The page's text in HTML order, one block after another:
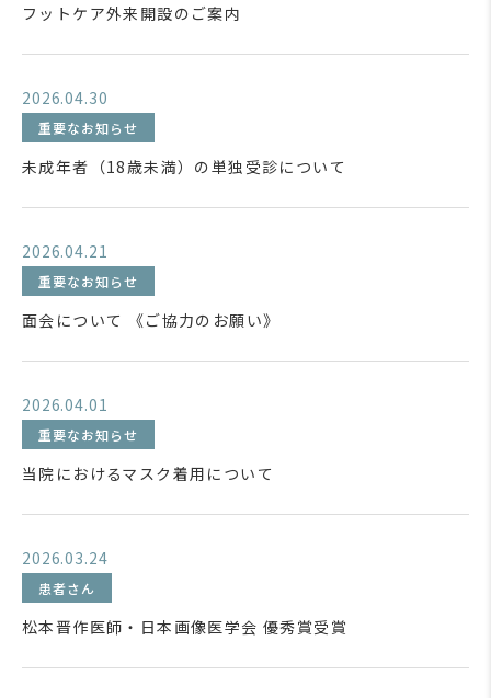
フットケア外来開設のご案内
2026.04.30
重要なお知らせ
未成年者（18歳未満）の単独受診について
2026.04.21
重要なお知らせ
面会について 《ご協力のお願い》
2026.04.01
重要なお知らせ
当院におけるマスク着用について
2026.03.24
患者さん
松本晋作医師・日本画像医学会 優秀賞受賞